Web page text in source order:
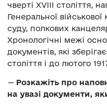
чверті XVIII століття,
Генеральної
суду, полкових
Хронологічні межі
документів, які
століття і до лютого
— Розкажіть про
на увазі документи,